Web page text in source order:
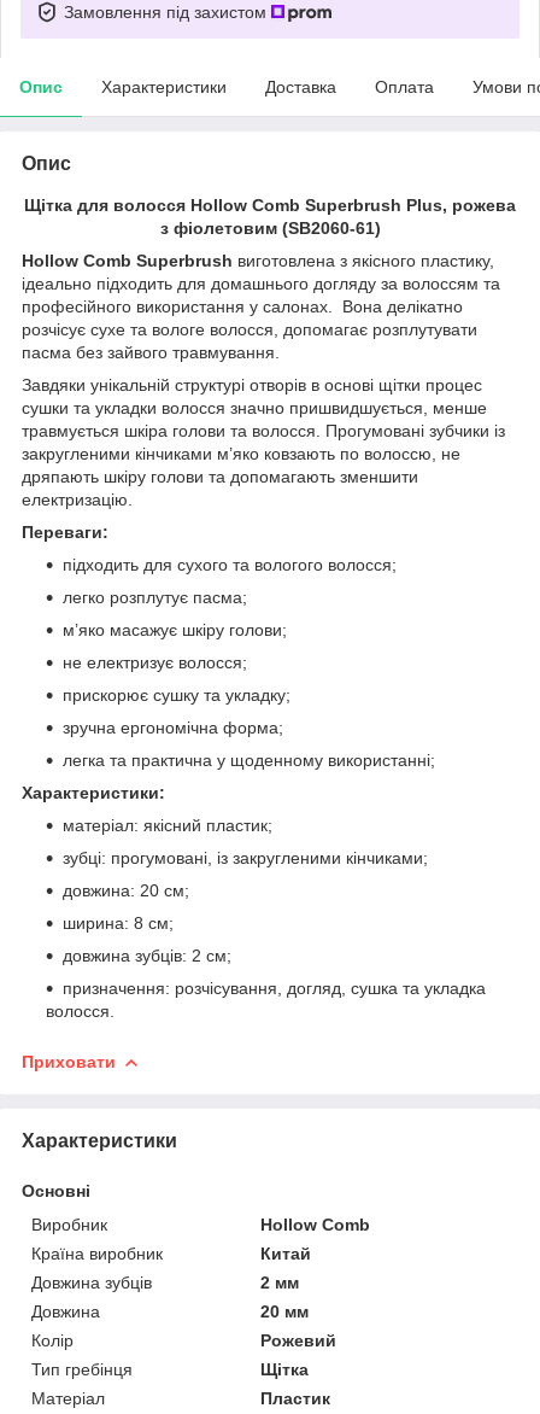
Замовлення під захистом
Опис Характеристики Доставка Оплата Умови
Опис
Щітка для волосся Hollow Comb Superbrush Plus, рожева
з фіолетовим (SB2060-61)
Hollow Comb Superbrush виготовлена з якісного пластику,
ідеально підходить для домашнього догляду за волоссям та
професійного використання у салонах. Вона делікатно
розчісує сухе та вологе волосся, допомагає розплутувати
пасма без зайвого травмування.
Завдяки унікальній структурі отворів в основі щітки процес
сушки та укладки волосся значно пришвидшується, менше
травмується шкіра голови та волосся. Прогумовані зубчики із
закругленими кінчиками м’яко ковзають по волоссю, не
дряпають шкіру голови та допомагають зменшити
електризацію.
Переваги:
підходить для сухого та вологого волосся;
легко розплутує пасма;
м’яко масажує шкіру голови;
не електризує волосся;
прискорює сушку та укладку;
зручна ергономічна форма;
легка та практична у щоденному використанні;
Характеристики:
матеріал: якісний пластик;
зубці: прогумовані, із закругленими кінчиками;
довжина: 20 см;
ширина: 8 см;
довжина зубців: 2 см;
призначення: розчісування, догляд, сушка та укладка
волосся.
Приховати
Характеристики
Основні
Виробник
Hollow Comb
Країна виробник
Китай
Довжина зубців
2 мм
Довжина
20 мм
Колір
Рожевий
Тип гребінця
Щітка
Матеріал
Пластик